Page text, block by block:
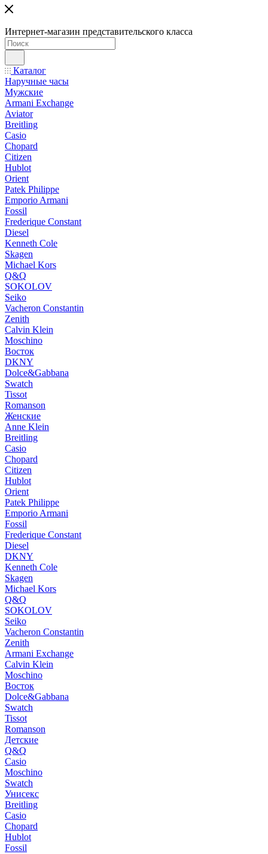
Интернет-магазин представительского класса
Каталог
Наручные часы
Мужские
Armani Exchange
Aviator
Breitling
Casio
Chopard
Citizen
Hublot
Orient
Patek Philippe
Emporio Armani
Fossil
Frederique Constant
Diesel
Kenneth Cole
Skagen
Michael Kors
Q&Q
SOKOLOV
Seiko
Vacheron Constantin
Zenith
Calvin Klein
Moschino
Восток
DKNY
Dolce&Gabbana
Swatch
Tissot
Romanson
Женские
Anne Klein
Breitling
Casio
Chopard
Citizen
Hublot
Orient
Patek Philippe
Emporio Armani
Fossil
Frederique Constant
Diesel
DKNY
Kenneth Cole
Skagen
Michael Kors
Q&Q
SOKOLOV
Seiko
Vacheron Constantin
Zenith
Armani Exchange
Calvin Klein
Moschino
Восток
Dolce&Gabbana
Swatch
Tissot
Romanson
Детские
Q&Q
Casio
Moschino
Swatch
Унисекс
Breitling
Casio
Chopard
Hublot
Fossil